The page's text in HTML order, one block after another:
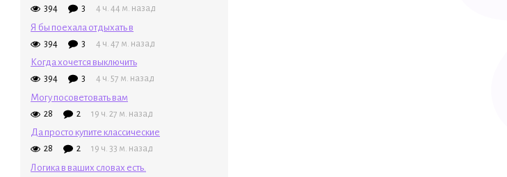
394 3 4 ч. 44 м. назад
Я бы поехала отдыхать в
394 3 4 ч. 47 м. назад
Когда хочется выключить
394 3 4 ч. 57 м. назад
Могу посоветовать вам
28 2 19 ч. 27 м. назад
Да просто купите классические
28 2 19 ч. 33 м. назад
Логика в ваших словах есть.